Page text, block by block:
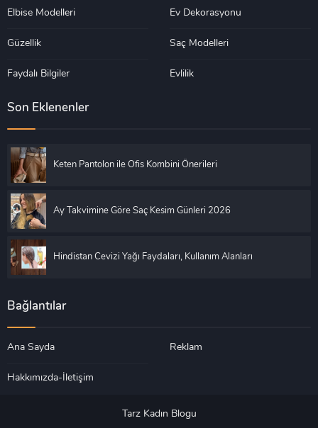
Elbise Modelleri Ev Dekorasyonu
Güzellik Saç Modelleri
Faydalı Bilgiler Evlilik
Son Eklenenler
Keten Pantolon ile Ofis Kombini Önerileri
Ay Takvimine Göre Saç Kesim Günleri 2026
Hindistan Cevizi Yağı Faydaları, Kullanım Alanları
Bağlantılar
Ana Sayda Reklam
Hakkımızda-İletişim
Tarz Kadın Blogu